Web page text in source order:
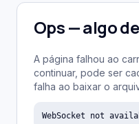
Ops — algo
A página falhou ao
continuar, pode ser
falha ao baixar o
WebSocket not